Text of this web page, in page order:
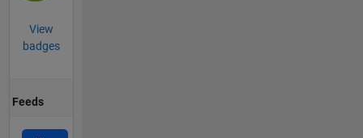
View
badges
Feeds